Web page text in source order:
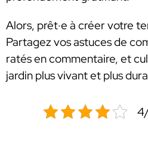
Alors, prêt·e à créer votre
Partagez vos astuces de
ratés en commentaire, et
jardin plus vivant et plus